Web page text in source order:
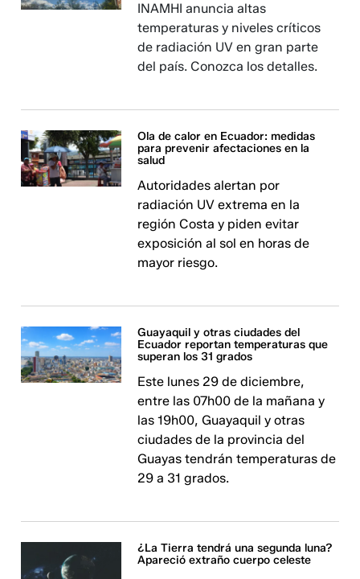
INAMHI anuncia altas
temperaturas y niveles críticos
de radiación UV en gran parte
del país. Conozca los detalles.
Ola de calor en Ecuador: medidas
para prevenir afectaciones en la
salud
Autoridades alertan por
radiación UV extrema en la
región Costa y piden evitar
exposición al sol en horas de
mayor riesgo.
Guayaquil y otras ciudades del
Ecuador reportan temperaturas que
superan los 31 grados
Este lunes 29 de diciembre,
entre las 07h00 de la mañana y
las 19h00, Guayaquil y otras
ciudades de la provincia del
Guayas tendrán temperaturas de
29 a 31 grados.
¿La Tierra tendrá una segunda luna?
Apareció extraño cuerpo celeste